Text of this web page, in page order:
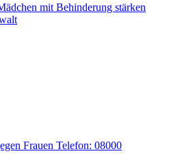
mit Behinderung stärken